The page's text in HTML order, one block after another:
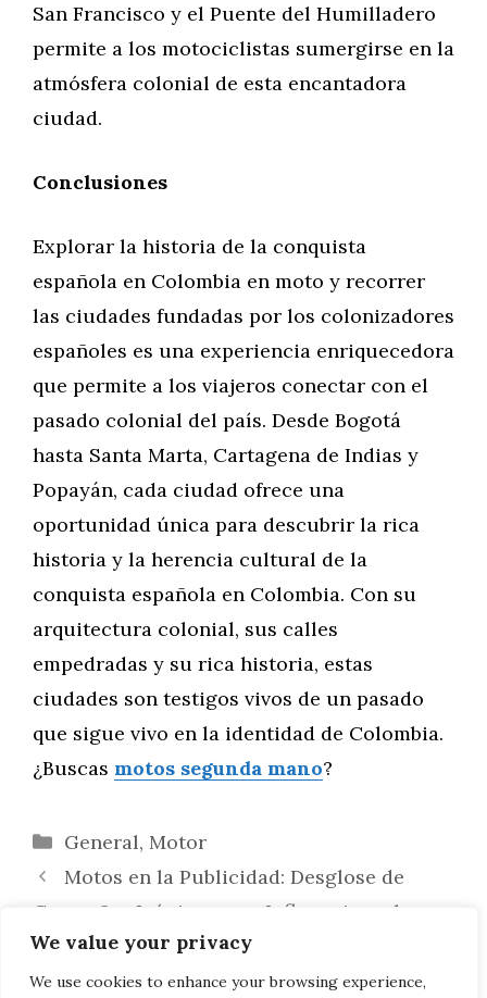
We value your privacy
We use cookies to enhance your browsing experience,
San Francisco y el Puente del Humilladero
permite a los motociclistas sumergirse en la
atmósfera colonial de esta encantadora
ciudad.
Conclusiones
Explorar la historia de la conquista
española en Colombia en moto y recorrer
las ciudades fundadas por los colonizadores
españoles es una experiencia enriquecedora
que permite a los viajeros conectar con el
pasado colonial del país. Desde Bogotá
hasta Santa Marta, Cartagena de Indias y
Popayán, cada ciudad ofrece una
oportunidad única para descubrir la rica
historia y la herencia cultural de la
conquista española en Colombia. Con su
arquitectura colonial, sus calles
empedradas y su rica historia, estas
ciudades son testigos vivos de un pasado
que sigue vivo en la identidad de Colombia.
¿Buscas motos segunda mano?
Categorías
General, Motor
Motos en la Publicidad: Desglose de
Campañas Icónicas y su Influencia en la
Percepción del Producto
Personajes Llamados Akira: Un Análisis